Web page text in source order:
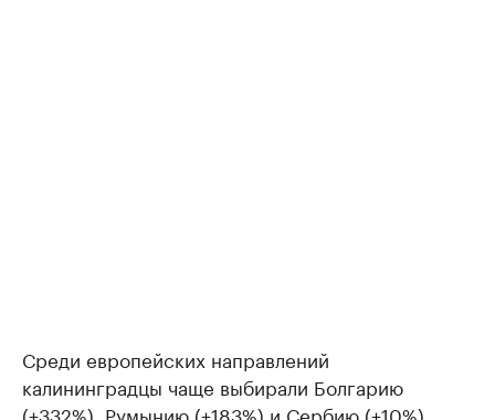
Среди европейских направлений
калининградцы чаще выбирали Болгарию
(+332%), Румынию (+183%) и Сербию (+10%).